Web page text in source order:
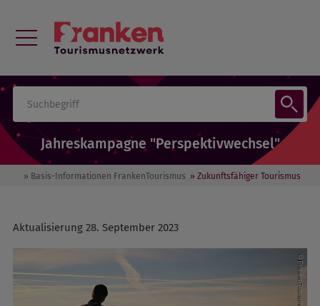
Jahreskampagne "Perspektivwechsel"
» Basis-Informationen FrankenTourismus » Zukunftsfähiger Tourismus
Aktualisierung 28. September 2023